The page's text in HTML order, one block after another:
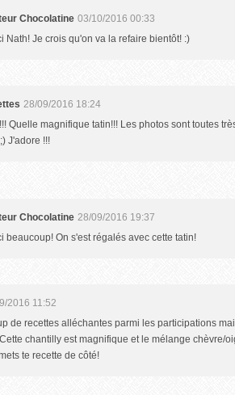
Chocolatine 03/10/2016 00:33
Nath! Je crois qu'on va la refaire bientôt! :)
28/09/2016 18:24
Quelle magnifique tatin!!! Les photos sont toutes
J'adore !!!
Chocolatine 28/09/2016 19:37
beaucoup! On s'est régalés avec cette tatin!
2016 11:52
de recettes alléchantes parmi les participations
chantilly est magnifique et le mélange chèvre/
te recette de côté!